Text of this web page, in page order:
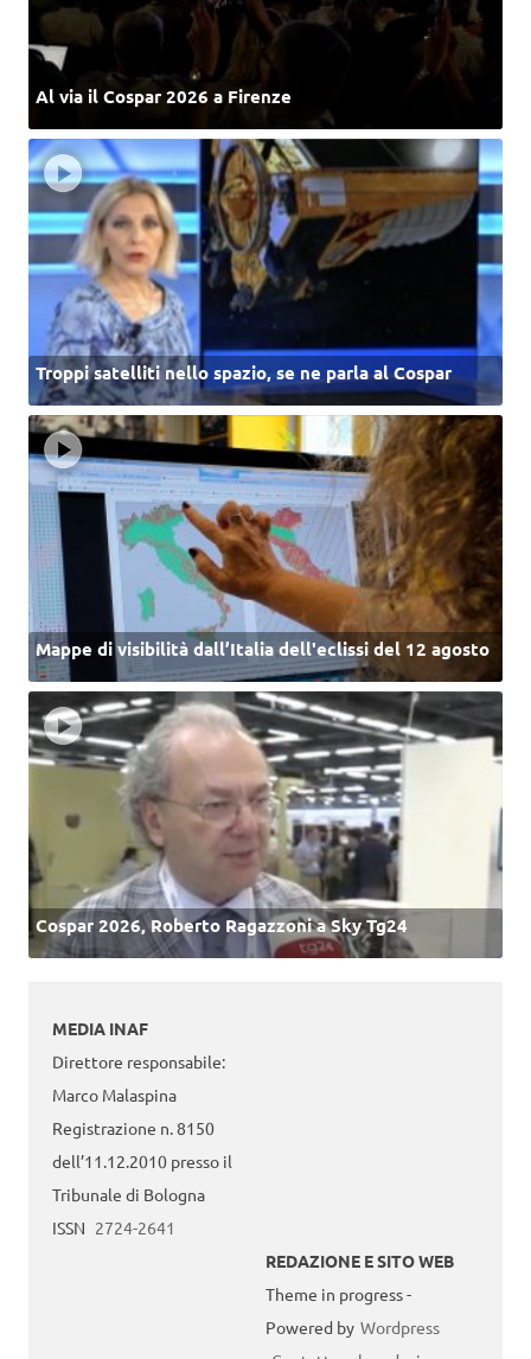
Al via il Cospar 2026 a Firenze
Troppi satelliti nello spazio, se ne parla al Cospar
Mappe di visibilità dall’Italia dell'eclissi del 12 agosto
Cospar 2026, Roberto Ragazzoni a Sky Tg24
MEDIA INAF
Direttore responsabile:
Marco Malaspina
Registrazione n. 8150
dell’11.12.2010 presso il
Tribunale di Bologna
ISSN 2724-2641
REDAZIONE E SITO WEB
Theme in progress -
Powered by Wordpress